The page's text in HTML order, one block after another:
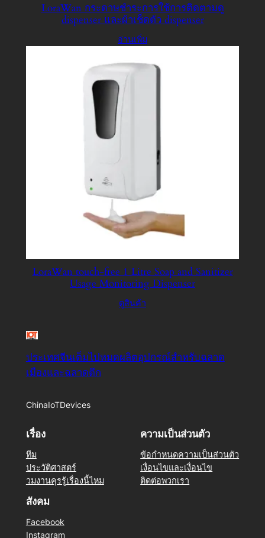
LoraWan กระดาษชำระการใช้การติดตามดู
dispenser และผ้าเช็ดตัว dispenser
อ่านเพิ่ม
LoraWan touch-free 1 Litre Soap and Sanitizer
Usage Monitoring Dispenser
ดูสินค้า
ประเทศจีนเต็มไปหมดผลิตอุปกรณ์สำหรับฉลาด
เมืองและฉลาดตึก
ChinaIoTDevices
เรื่อง
ทีม
ประวัติศาสตร์
วมงานคุรรู้เรื่องนี้ไหม
ความเป็นส่วนตัว
ข้อกำหนดความเป็นส่วนตัว
เงื่อนไขและเงื่อนไข
ติดต่อพวกเรา
สังคม
Facebook
Instagram